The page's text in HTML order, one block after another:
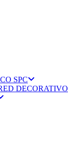
SPC
DECORATIVO